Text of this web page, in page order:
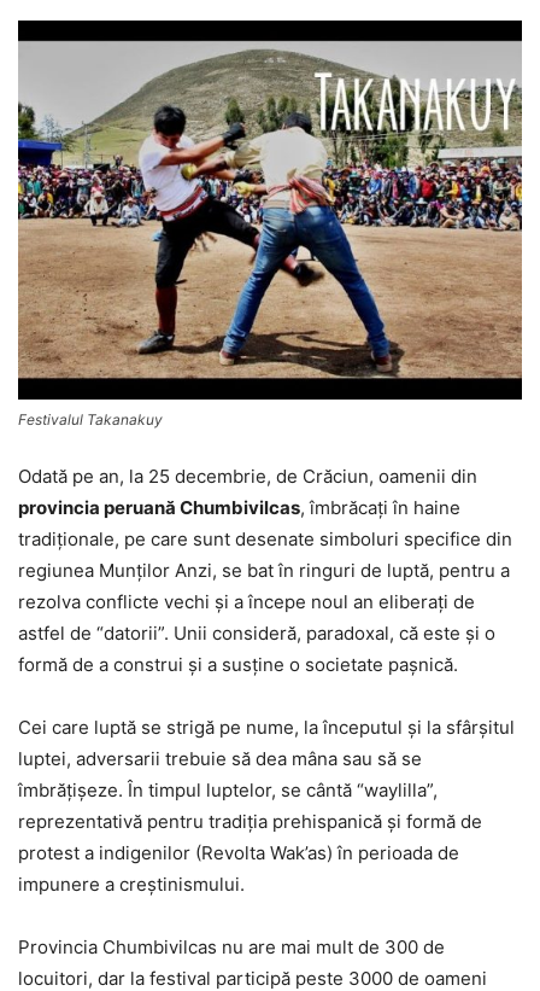
Festivalul Takanakuy
Odată pe an, la 25 decembrie, de Crăciun, oamenii din
provincia peruană Chumbivilcas, îmbrăcaţi în haine
tradiţionale, pe care sunt desenate simboluri specifice din
regiunea Munţilor Anzi, se bat în ringuri de luptă, pentru a
rezolva conflicte vechi și a începe noul an eliberaţi de
astfel de “datorii”. Unii consideră, paradoxal, că este şi o
formă de a construi şi a susţine o societate paşnică.
Cei care luptă se strigă pe nume, la începutul și la sfârșitul
luptei, adversarii trebuie să dea mâna sau să se
îmbrățișeze. În timpul luptelor, se cântă “waylilla”,
reprezentativă pentru tradiţia prehispanică şi formă de
protest a indigenilor (Revolta Wak’as) în perioada de
impunere a creştinismului.
Provincia Chumbivilcas nu are mai mult de 300 de
locuitori, dar la festival participă peste 3000 de oameni